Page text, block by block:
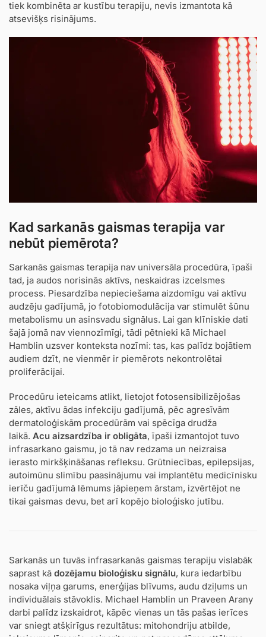
tiek kombinēta ar kustību terapiju, nevis izmantota kā
atsevišķs risinājums.
Kad sarkanās gaismas terapija var
nebūt piemērota?
Sarkanās gaismas terapija nav universāla procedūra, īpaši
tad, ja audos norisinās aktīvs, neskaidras izcelsmes
process. Piesardzība nepieciešama aizdomīgu vai aktīvu
audzēju gadījumā, jo fotobiomodulācija var stimulēt šūnu
metabolismu un asinsvadu signālus. Lai gan klīniskie dati
šajā jomā nav viennozīmīgi, tādi pētnieki kā Michael
Hamblin uzsver konteksta nozīmi: tas, kas palīdz bojātiem
audiem dzīt, ne vienmēr ir piemērots nekontrolētai
proliferācijai.
Procedūru ieteicams atlikt, lietojot fotosensibilizējošas
zāles, aktīvu ādas infekciju gadījumā, pēc agresīvām
dermatoloģiskām procedūrām vai spēcīga drudža
laikā. Acu aizsardzība ir obligāta, īpaši izmantojot tuvo
infrasarkano gaismu, jo tā nav redzama un neizraisa
ierasto mirkšķināšanas refleksu. Grūtniecības, epilepsijas,
autoimūnu slimību paasinājumu vai implantētu medicīnisku
ierīču gadījumā lēmums jāpieņem ārstam, izvērtējot ne
tikai gaismas devu, bet arī kopējo bioloģisko jutību.
Sarkanās un tuvās infrasarkanās gaismas terapiju vislabāk
saprast kā dozējamu bioloģisku signālu, kura iedarbību
nosaka viļņa garums, enerģijas blīvums, audu dziļums un
individuālais stāvoklis. Michael Hamblin un Praveen Arany
darbi palīdz izskaidrot, kāpēc vienas un tās pašas ierīces
var sniegt atšķirīgus rezultātus: mitohondriju atbilde,